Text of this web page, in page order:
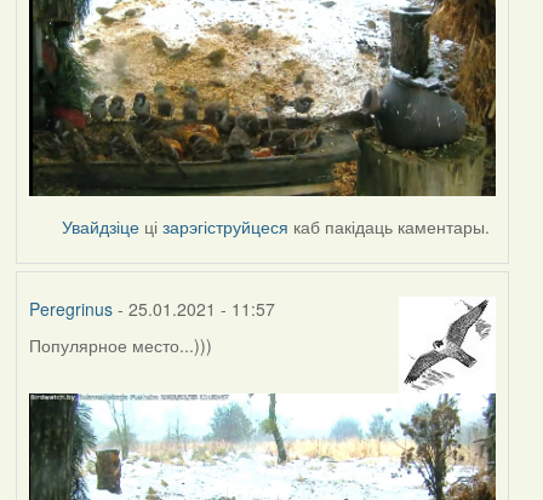
Увайдзіце цізарэгіструйцеся каб пакідаць каментары.
Peregrinus- 25.01.2021 - 11:57
Популярное место...)))